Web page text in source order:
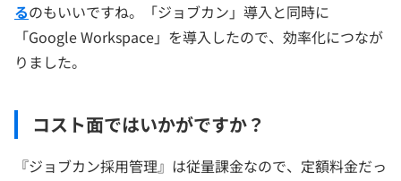
るのもいいですね。「ジョブカン」導入と同時に
「Google Workspace」を導入したので、効率化につなが
りました。
コスト面ではいかがですか？
『ジョブカン採用管理』は従量課金なので、定額料金だっ